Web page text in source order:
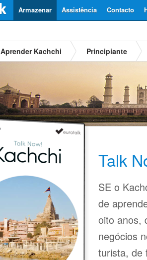
Contacto
Assistência
Armazenar
Aprender Kachchi Principiante
Talk
SE o
de
oito anos,
negócios
turista, de